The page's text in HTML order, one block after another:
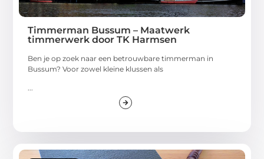
Timmerman Bussum – Maatwerk
timmerwerk door TK Harmsen
Ben je op zoek naar een betrouwbare timmerman in
Bussum? Voor zowel kleine klussen als
...